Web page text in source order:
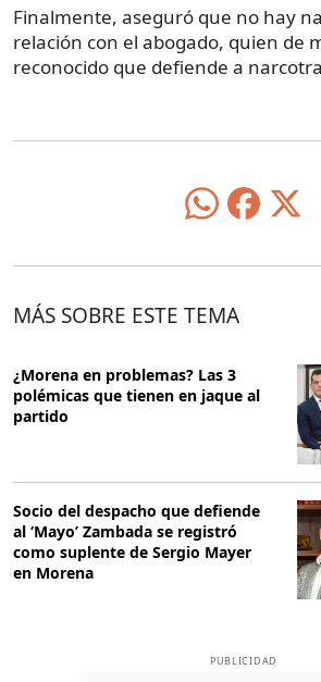
Finalmente, aseguró que no hay
relación con el abogado, quien de
reconocido que defiende a
MÁS SOBRE ESTE TEMA
¿Morena en problemas? Las 3
polémicas que tienen en jaque al
partido
Socio del despacho que defiende
al ‘Mayo’ Zambada se registró
como suplente de Sergio Mayer
en Morena
PUBLICIDAD